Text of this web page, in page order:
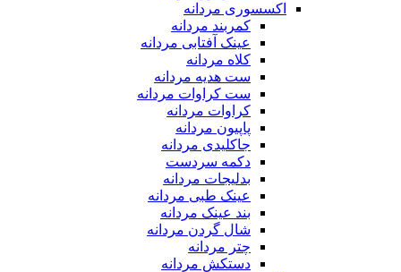
اکسسوری مردانه
کمربند مردانه
عینک آفتابی مردانه
کلاه مردانه
ست هدیه مردانه
ست کراوات مردانه
کراوات مردانه
پاپیون مردانه
جاکلیدی مردانه
دکمه سردست
بدلیجات مردانه
عینک طبی مردانه
بند عینک مردانه
شال گردن مردانه
چتر مردانه
دستکش مردانه